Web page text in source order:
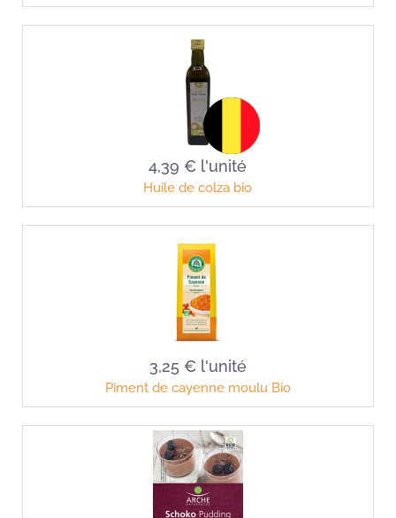
4,39 € l'unité
Huile de colza bio
3,25 € l'unité
Piment de cayenne moulu Bio